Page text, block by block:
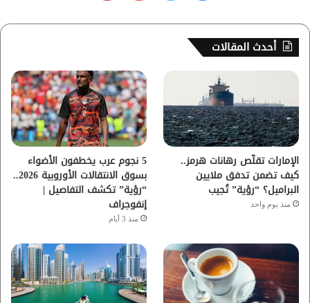
س
ب
ك
ي
و
ب
ت
ق
ر
م
أحدث المقالات
الإمارات تقلّص رهانات هرمز..
كيف تضمن تدفق ملايين
البراميل؟ “رؤية” تُجيب
منذ يوم واحد
5 نجوم عرب يخطفون الأضواء
بسوق الانتقالات الأوروبية 2026..
“رؤية” تكشف التفاصيل |
إنفوجراف
منذ 3 أيام